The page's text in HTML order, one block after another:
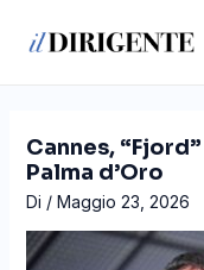
Cannes,
Palma d’Oro
Di / Maggio 23, 2026
articoli